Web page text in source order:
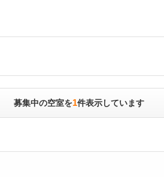
募集中の空室を1件表示しています